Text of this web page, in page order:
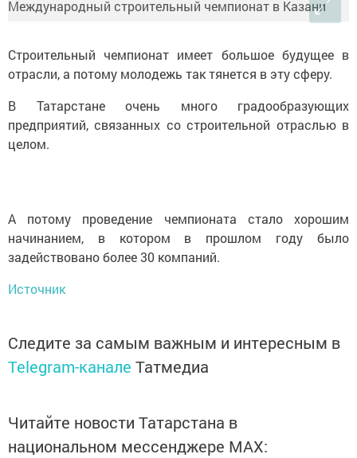
Строительный чемпионат имеет большое будущее в
отрасли, а потому молодежь так тянется в эту сферу.
В Татарстане очень много градообразующих
предприятий, связанных со строительной отраслью в
целом.
А потому проведение чемпионата стало хорошим
начинанием, в котором в прошлом году было
задействовано более 30 компаний.
Источник
Следите за самым важным и интересным в
Telegram-канале Татмедиа
Читайте новости Татарстана в
национальном мессенджере MАХ: